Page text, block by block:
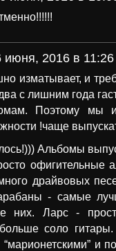
июня, 2016 в
изматывает, и
с лишним года
Поэтому мы
!чаще
Альбомы
офигительные
драйвовых
- самые
них. Ларс -
соло
и